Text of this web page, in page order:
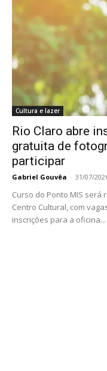
Cultura e lazer
Rio Claro abre
gratuita de
participar
Gabriel Gouvêa - 31/07/
Curso do Ponto MIS será
Centro Cultural, com
inscrições para a oficina...